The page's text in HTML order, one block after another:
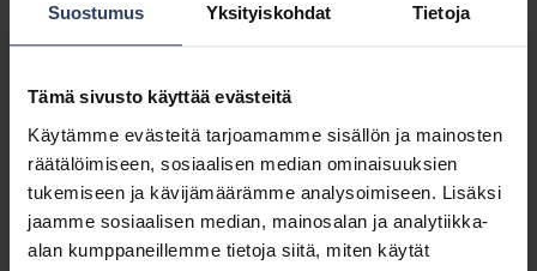
Suostumus Yksityiskohdat Tietoja
Tämä sivusto käyttää evästeitä
Käytämme evästeitä tarjoamamme sisällön ja mainosten
räätälöimiseen, sosiaalisen median ominaisuuksien
tukemiseen ja kävijämäärämme analysoimiseen. Lisäksi
jaamme sosiaalisen median, mainosalan ja analytiikka-
alan kumppaneillemme tietoja siitä, miten käytät
Led Strip 24 V
Katso tuotteet